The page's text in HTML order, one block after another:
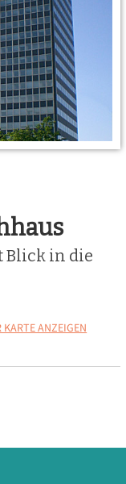
Blick in die
KARTE ANZEIGEN